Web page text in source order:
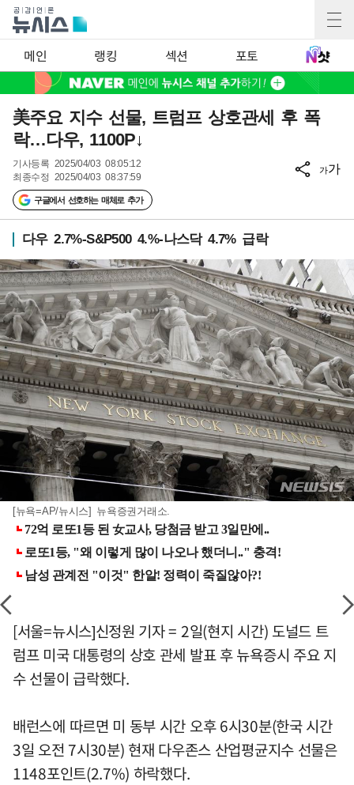
메인 랭킹 섹션 포토
美주요 지수 선물, 트럼프 상호관세 후 폭
락…다우, 1100P↓
기사등록 2025/04/03 08:05:12
최종수정 2025/04/03 08:37:59
구글에서 선호하는 매체로 추가
가가
다우 2.7%-S&P500 4.%-나스닥 4.7% 급락
[뉴욕=AP/뉴시스] 뉴욕증권거래소.
[서울=뉴시스]신정원 기자 = 2일(현지 시간) 도널드 트
럼프 미국 대통령의 상호 관세 발표 후 뉴욕증시 주요 지
수 선물이 급락했다.
배런스에 따르면 미 동부 시간 오후 6시30분(한국 시간
3일 오전 7시30분) 현재 다우존스 산업평균지수 선물은
1148포인트(2.7%) 하락했다.